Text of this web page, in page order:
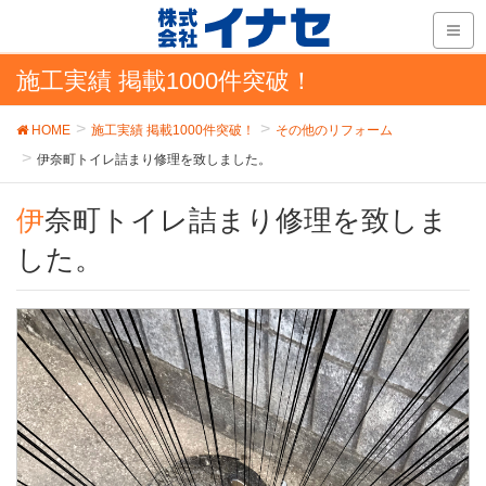
施工実績 掲載1000件突破！
HOME 施工実績 掲載1000件突破！
その他のリフォーム
伊奈町トイレ詰まり修理を致しました。
伊奈町トイレ詰まり修理を致しま
した。